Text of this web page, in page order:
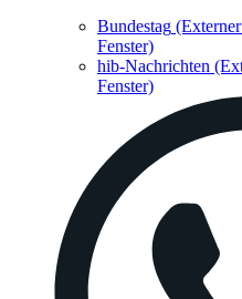
Bundestag
Fenster)
hib-Nachrichten
Fenster)